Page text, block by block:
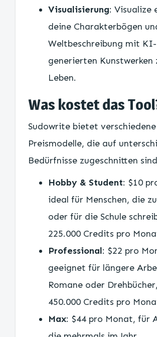
Visualisierung: Visualize
deine Charakterbögen
Weltbeschreibung mit KI-
generierten Kunstwerken
Leben.
Was kostet das
Sudowrite bietet verschiedene
Preismodelle, die auf
Bedürfnisse zugeschnitten
Hobby & Student: $10
ideal für Menschen, die
oder für die Schule
225.000 Credits pro
Professional: $22 pro
geeignet für längere
Romane oder
450.000 Credits pro
Max: $44 pro Monat, für